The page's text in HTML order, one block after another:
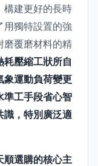
構建更好的長時
用獨特設置的強
磨覆磨材料的精
壓縮工狀所自
象運動負荷變更
準工手段省心智
識，特別廣泛適
順選購的核心主